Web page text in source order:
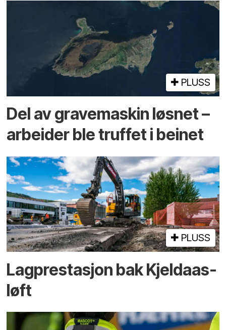
PLUSS
Del av grave­maskin løsnet –
arbeider ble truffet i beinet
PLUSS
Lagprestasjon bak Kjeldaas-
løft